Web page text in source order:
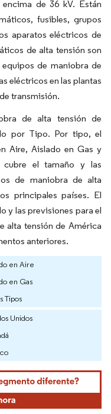
de 36 kV. Están
fusibles, grupos
aparatos eléctricos de
de alta tensión son
de maniobra de
eléctricos en las plantas
transmisión.
de alta tensión de
por Tipo. Por tipo, el
Aire, Aislado en Gas y
el tamaño y las
de maniobra de alta
principales países. El
y las previsiones para el
alta tensión de América
anteriores.
en Aire
en Gas
Tipos
Unidos